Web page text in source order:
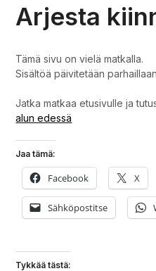
Arjesta
Tämä sivu on vielä matkalla.
Sisältöä päivitetään
Jatka matkaa etusivulle ja
alun edessä
Jaa tämä:
Facebook X
Sähköpostitse
Tykkää tästä: